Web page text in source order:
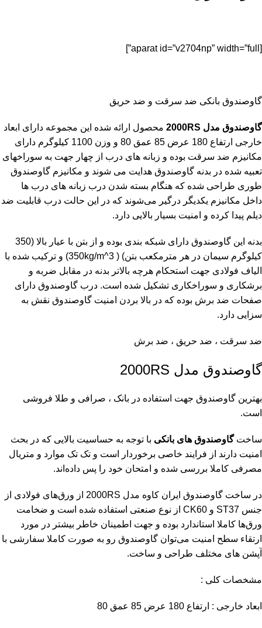
[aparat id=”v2704np” width=”full”]
گاوصندوق بانکی ضد سرقت و ضد حریق
گاوصندوق مدل 2000RS
محصول ارائه شده این مجموعه دارای ابعاد
خارجی ارتفاع 180 عرض 85 عمق 80 و وزن 1100 کیلوگرم دارای
مکانیزم ضد سرقت بوده و زبانه های درب از چهار جهت به سوراخهای
تعبیه شده در بدنه گاوصندوق هدایت می شوند و مکانیزم گاوصندوق
طوری طراحی شده که هنگام بسته شدن درب زبانه های درب ها
داخل مکانیزم یکدیگر درگیر می‌شوند که در این حالت درب قابلیت ضد
دیلم پیدا کرده و امنیت بسیار بالایی دارد.
بدنه این گاوصندوق دارای شبکه بندی بوده و از بتن با عیار بالا (350
کیلوگرم سیمان در هر مترمکعب بتن) ( 350kg/m^3) و ترکیب شده با
الیاف فولادی جهت استحکام هرچه بالاتر بدنه در مقابل ضربه و
برشکاری و سوراخکاری تشکیل شده است. درب گاوصندوق دارای
صفحات ضد برش بوده که در بالا بردن امنیت گاوصندوق نقش به
سزایی دارد.
ضد سرقت ، ضد حریق ، ضد برش
گاوصندوق مدل 2000RS
بهترین گاوصندوق جهت استفاده در بانک ، صرافی و طلا فروشی
است.
ساختگاوصندوق های بانکی با توجه به حساسیت بالایی که در بحث
امنیت دارند از فرایند خاصی برخوردار است و تک تک موارد و متریال
مصرفی کاملا بررسی شده و امتحان خود را پس داده‌اند.
در ساخت گاوصندوق ایران کاوه مدل 2000RS از ورق‌های فولادی از
جنس ST37 و CK60 از نوع صنعتی استفاده شده است و ضخامت
ورق‌ها کاملا استاندارد بوده و جهت اطمینان خاطر بیشتر در مورد
ارتقاء سطح امنیت می‌توان گاوصندوق رو به صورت کاملا سفارشی با
آپشن های مختلف طراحی و ساخت.
مشخصات کلی :
ابعاد خارجی : ارتفاع 180 عرض 85 عمق 80